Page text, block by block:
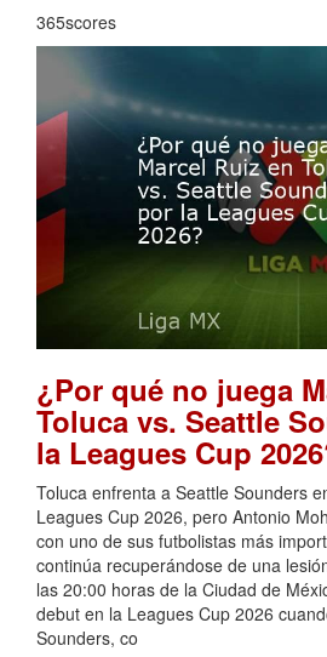
365scores
¿Por qué no juega
Toluca vs. Seattle
la Leagues Cup
Toluca enfrenta a Seattle Sounders
Leagues Cup 2026, pero Antonio
con uno de sus futbolistas más
continúa recuperándose de una
las 20:00 horas de la Ciudad de
debut en la Leagues Cup 2026
Sounders, co